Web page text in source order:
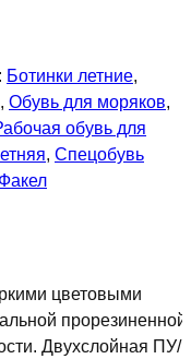
Ботинки летние,
, Обувь для моряков,
обувь для
, Спецобувь
Факел
цветовыми
прорезиненной
Двухслойная ПУ/